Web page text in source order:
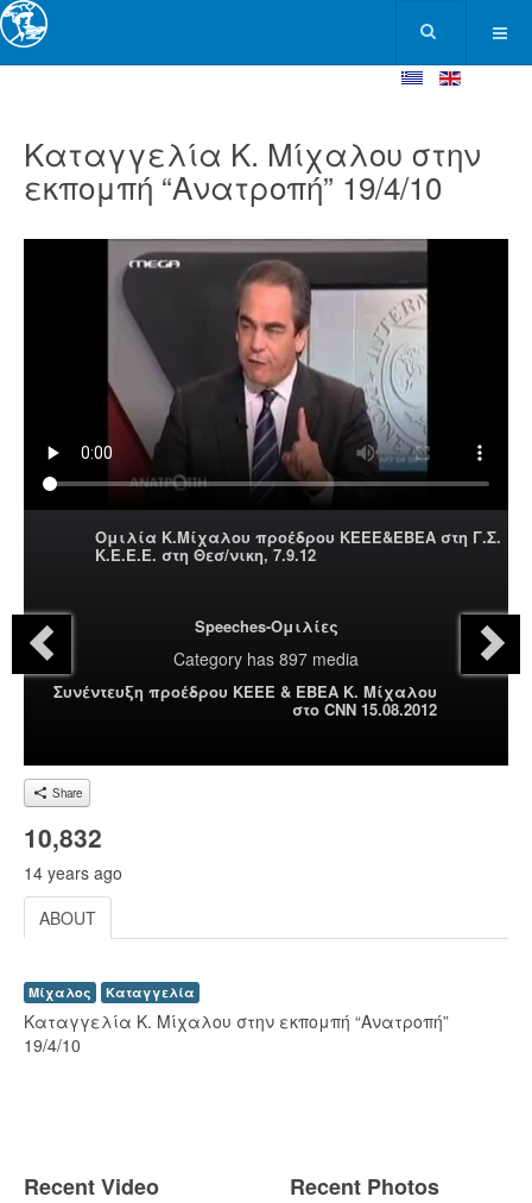
Καταγγελία Κ. Μίχαλου στην
εκπομπή “Ανατροπή” 19/4/10
Ομιλία Κ.Μίχαλου προέδρου ΚΕΕΕ&ΕΒΕΑ στη Γ.Σ.
Κ.Ε.Ε.Ε. στη Θεσ/νικη, 7.9.12
Speeches-Ομιλίες
Category has 897 media
Συνέντευξη προέδρου ΚΕΕΕ & ΕΒΕΑ Κ. Μίχαλου
στο CNN 15.08.2012
Share
10,832
14 years ago
ABOUT
Μίχαλος Καταγγελία
Καταγγελία Κ. Μίχαλου στην εκπομπή “Ανατροπή”
19/4/10
Recent Video Recent Photos